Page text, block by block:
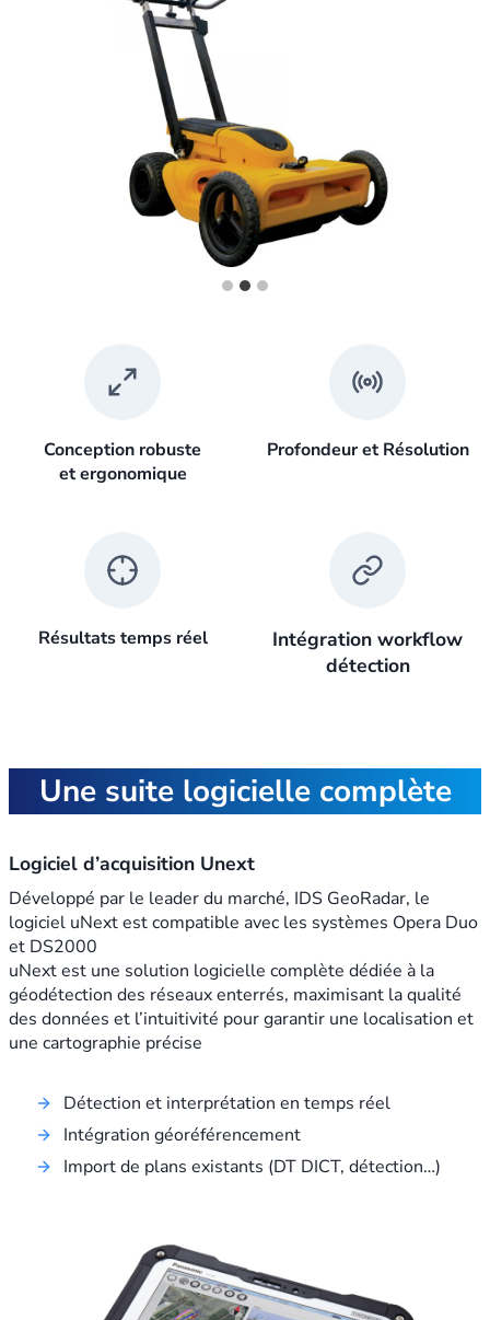
Conception robuste
et ergonomique
Profondeur et Résolution
Résultats temps réel
Intégration workflow
détection
Une suite logicielle complète
Logiciel d’acquisition Unext
Développé par le leader du marché, IDS GeoRadar, le
logiciel uNext est compatible avec les systèmes Opera Duo
et DS2000
uNext est une solution logicielle complète dédiée à la
géodétection des réseaux enterrés, maximisant la qualité
des données et l’intuitivité pour garantir une localisation et
une cartographie précise
Détection et interprétation en temps réel
Intégration géoréférencement
Import de plans existants (DT DICT, détection…)